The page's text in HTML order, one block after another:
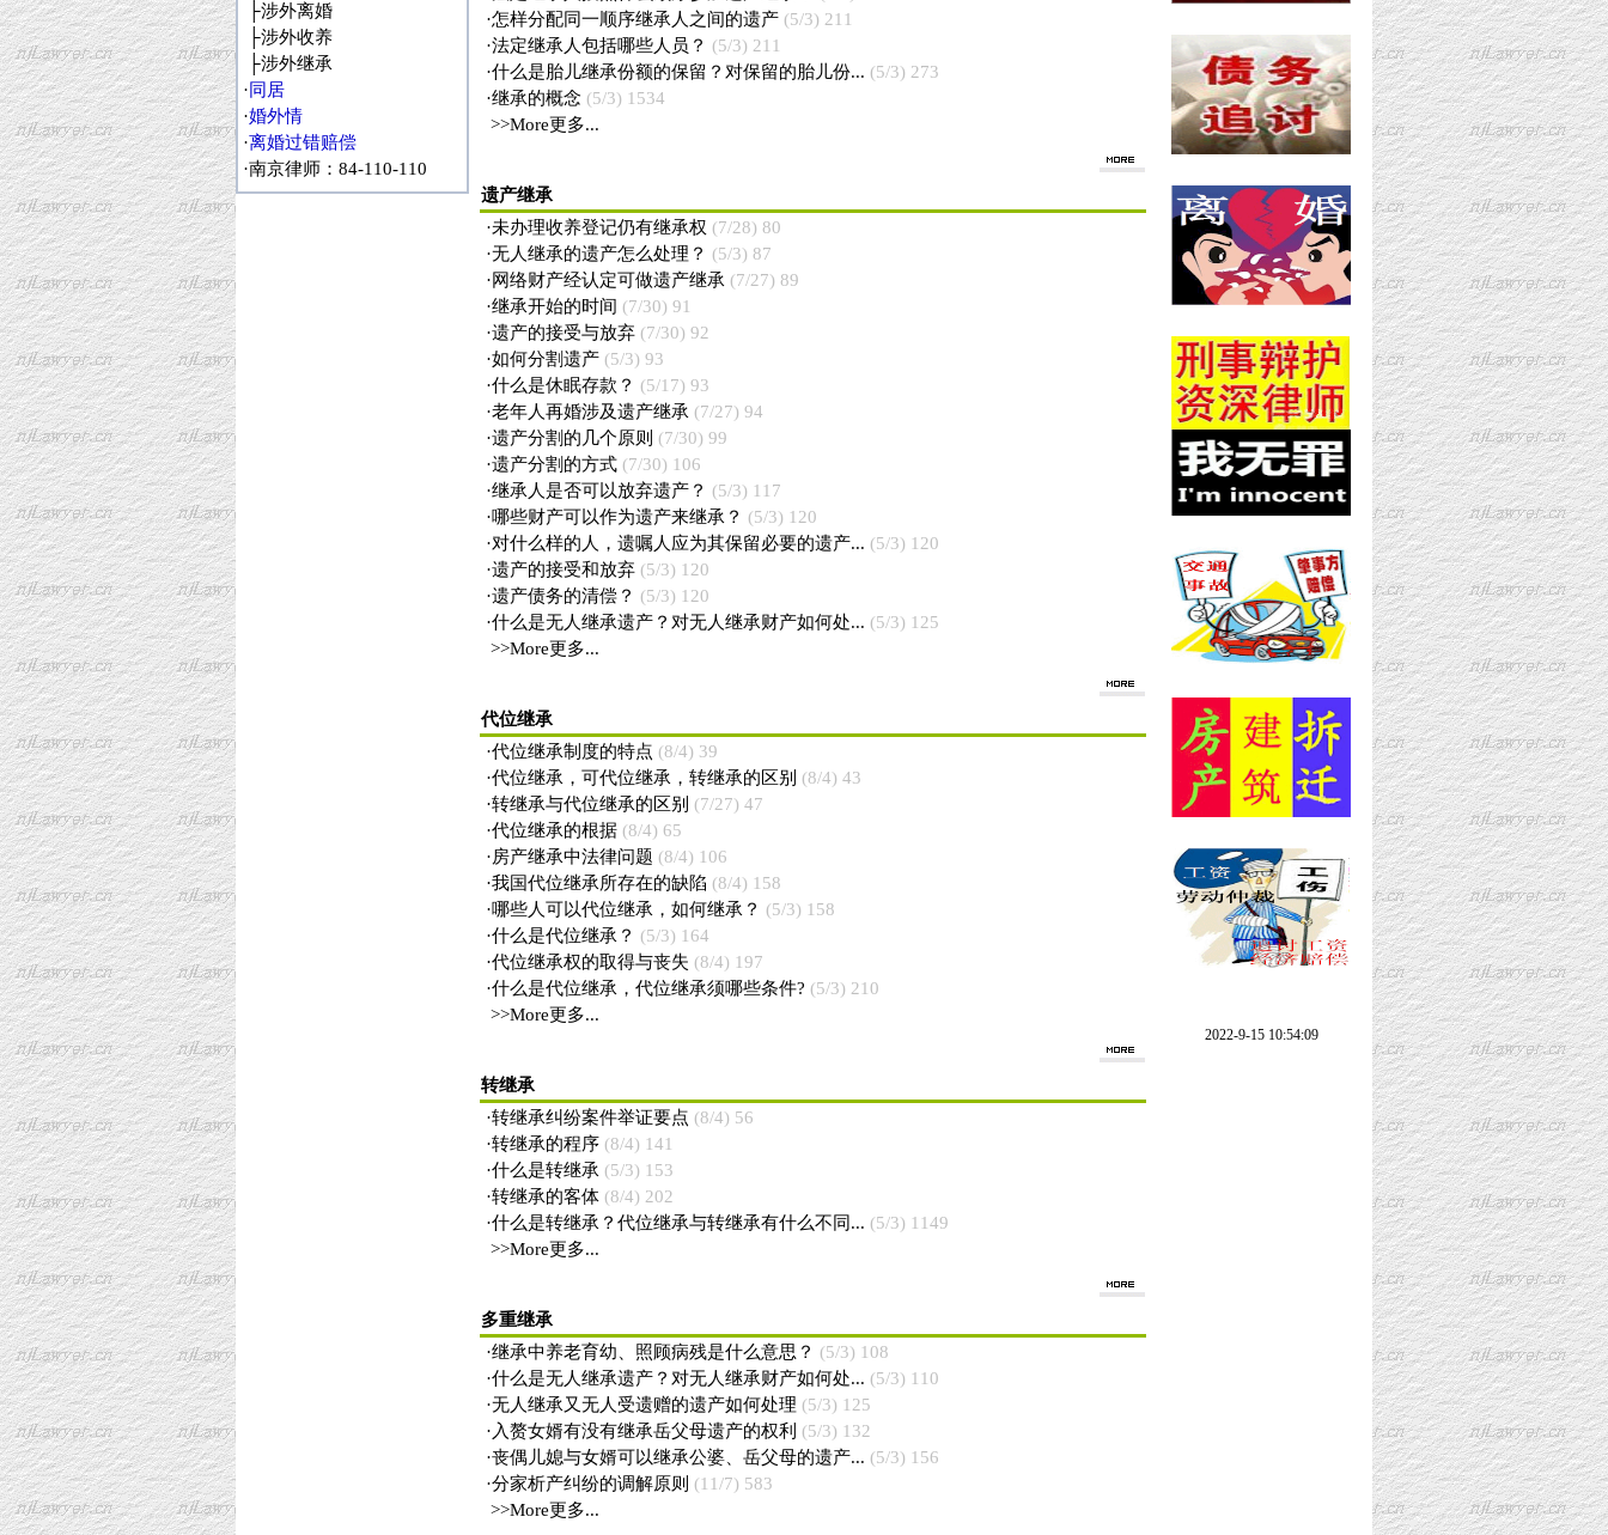
├涉外离婚
├涉外收养
├涉外继承
·同居
·婚外情
·离婚过错赔偿
·南京律师 ：84-110-110
·怎样分配同一顺序继承人之间的遗产 (5/3) 211
·法定继承人包括哪些人员？ (5/3) 211
·什么是胎儿继承份额的保留？对保留的胎儿份... (5/3) 273
·继承的概念 (5/3) 1534
>>More更多...
遗产继承
·未办理收养登记仍有继承权 (7/28) 80
·无人继承的遗产怎么处理？ (5/3) 87
·网络财产经认定可做遗产继承 (7/27) 89
·继承开始的时间 (7/30) 91
·遗产的接受与放弃 (7/30) 92
·如何分割遗产 (5/3) 93
·什么是休眠存款？ (5/17) 93
·老年人再婚涉及遗产继承 (7/27) 94
·遗产分割的几个原则 (7/30) 99
·遗产分割的方式 (7/30) 106
·继承人是否可以放弃遗产？ (5/3) 117
·哪些财产可以作为遗产来继承？ (5/3) 120
·对什么样的人，遗嘱人应为其保留必要的遗产... (5/3) 120
·遗产的接受和放弃 (5/3) 120
·遗产债务的清偿？ (5/3) 120
·什么是无人继承遗产？对无人继承财产如何处... (5/3) 125
>>More更多...
代位继承
·代位继承制度的特点 (8/4) 39
·代位继承，可代位继承，转继承的区别 (8/4) 43
·转继承与代位继承的区别 (7/27) 47
·代位继承的根据 (8/4) 65
·房产继承中法律问题 (8/4) 106
·我国代位继承所存在的缺陷 (8/4) 158
·哪些人可以代位继承，如何继承？ (5/3) 158
·什么是代位继承？ (5/3) 164
·代位继承权的取得与丧失 (8/4) 197
·什么是代位继承，代位继承须哪些条件? (5/3) 210
>>More更多...
转继承
·转继承纠纷案件举证要点 (8/4) 56
·转继承的程序 (8/4) 141
·什么是转继承 (5/3) 153
·转继承的客体 (8/4) 202
·什么是转继承？代位继承与转继承有什么不同... (5/3) 1149
>>More更多...
多重继承
·继承中养老育幼、照顾病残是什么意思？ (5/3) 108
·什么是无人继承遗产？对无人继承财产如何处... (5/3) 110
·无人继承又无人受遗赠的遗产如何处理 (5/3) 125
· 入赘女婿有没有继承岳父母遗产的权利 (5/3) 132
·丧偶儿媳与女婿可以继承公婆、岳父母的遗产... (5/3) 156
·分家析产纠纷的调解原则 (11/7) 583
>>More更多...
2022-9-15 10:54:09